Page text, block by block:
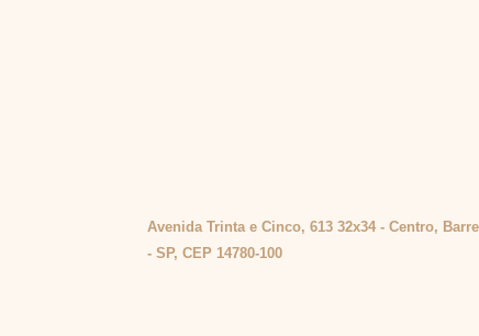
Avenida Trinta e Cinco, 613 32x34 - Centro,
- SP, CEP 14780-100